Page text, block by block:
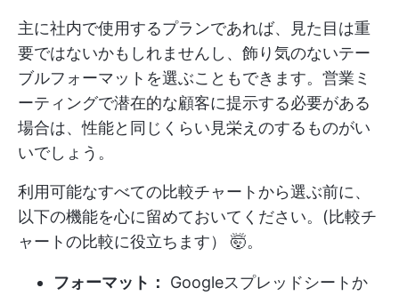
主に社内で使用するプランであれば、見た目は重
要ではないかもしれませんし、飾り気のないテー
ブルフォーマットを選ぶこともできます。営業ミ
ーティングで潜在的な顧客に提示する必要がある
場合は、性能と同じくらい見栄えのするものがい
いでしょう。
利用可能なすべての比較チャートから選ぶ前に、
以下の機能を心に留めておいてください。(比較チ
ャートの比較に役立ちます） 🤯。
フォーマット： Googleスプレッドシートか